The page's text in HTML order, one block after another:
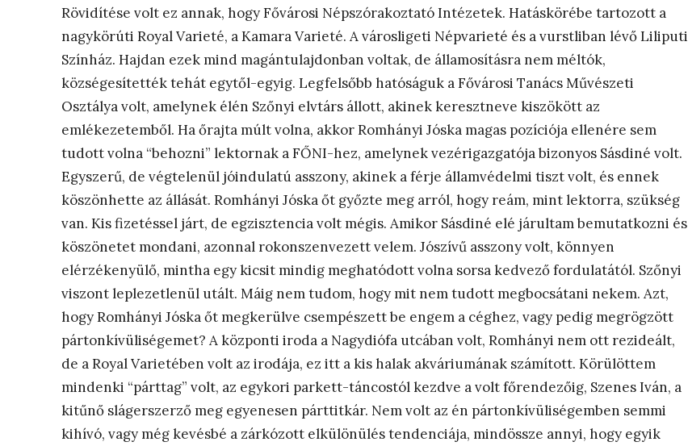
Rövidítése volt ez annak, hogy Fővárosi Népszórakoztató Intézetek. Hatáskörébe tartozott a
nagykörúti Royal Varieté, a Kamara Varieté. A városligeti Népvarieté és a vurstliban lévő Liliputi
Színház. Hajdan ezek mind magántulajdonban voltak, de államosításra nem méltók,
községesítették tehát egytől-egyig. Legfelsőbb hatóságuk a Fővárosi Tanács Művészeti
Osztálya volt, amelynek élén Szőnyi elvtárs állott, akinek keresztneve kiszökött az
emlékezetemből. Ha őrajta múlt volna, akkor Romhányi Jóska magas pozíciója ellenére sem
tudott volna “behozni” lektornak a FŐNI-hez, amelynek vezérigazgatója bizonyos Sásdiné volt.
Egyszerű, de végtelenül jóindulatú asszony, akinek a férje államvédelmi tiszt volt, és ennek
köszönhette az állását. Romhányi Jóska őt győzte meg arról, hogy reám, mint lektorra, szükség
van. Kis fizetéssel járt, de egzisztencia volt mégis. Amikor Sásdiné elé járultam bemutatkozni és
köszönetet mondani, azonnal rokonszenvezett velem. Jószívű asszony volt, könnyen
elérzékenyülő, mintha egy kicsit mindig meghatódott volna sorsa kedvező fordulatától. Szőnyi
viszont leplezetlenül utált. Máig nem tudom, hogy mit nem tudott megbocsátani nekem. Azt,
hogy Romhányi Jóska őt megkerülve csempészett be engem a céghez, vagy pedig megrögzött
pártonkívüliségemet? A központi iroda a Nagydiófa utcában volt, Romhányi nem ott rezideált,
de a Royal Varietében volt az irodája, ez itt a kis halak akváriumának számított. Körülöttem
mindenki “párttag” volt, az egykori parkett-táncostól kezdve a volt főrendezőig, Szenes Iván, a
kitűnő slágerszerző meg egyenesen párttitkár. Nem volt az én pártonkívüliségemben semmi
kihívó, vagy még kevésbé a zárkózott elkülönülés tendenciája, mindössze annyi, hogy egyik